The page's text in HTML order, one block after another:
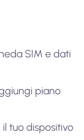
SIM e dati
piano
tuo dispositivo